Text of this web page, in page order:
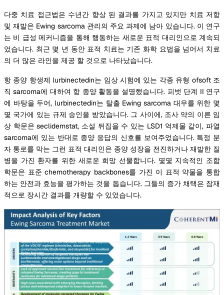
다중 치료 접근법은 수년간 향상 된 결과를 가지고 있지만 치료 저항
및 재발은 Ewing sarcoma 관리의 주요 과제에 남아 있습니다. 이 연구
는 비 급성 메커니즘을 통해 행동하는 새로운 표적 대리인으로 계속되
었습니다. 최근 몇 년 동안 표적 치료는 기존 화학 요법을 넘어서 치료
의 더 많은 라인을 제공 할 것으로 나타났습니다.
항 종양 항생제 lurbinectedin는 임상 시험에 있는 각종 유형 ofsoft 조
직 sarcoma에 대하여 항 종양 활동을 설명했습니다. 피벗 단계 II 연구
에 바탕을 두어, lurbinectedin는 탈출 Ewing sarcoma 대우를 위한 몇
몇 국가에 있는 규제 승인을 받았습니다. 그 사이에, 조사 약의 이른 임
상 학문은 seclidemstat, 소설 뒤집을 수 있는 LSD1 억제물 같이, 파열
sarcoma에 있는 반대로 종양 응답의 신호를 보여주었습니다. 특정 분
자 통로를 막는 그런 표적 대리인은 종양 성장을 전진하거나 재발한 질
병을 가진 환자를 위한 새로운 희망 선물합니다. 몇몇 지속적인 조합
학문은 표준 chemotherapy backbones를 가진 이 표적 약물을 통합
하는 안전과 효능을 평가하는 것을 돕습니다. 그들의 증가 채택은 잠재
적으로 장시간 결과를 개량할 수 있었습니다.